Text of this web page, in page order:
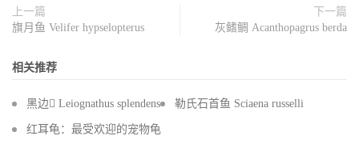
上一篇
旗月鱼 Velifer hypselopterus
下一篇
灰鳍鲷 Acanthopagrus berda
相关推荐
黑边 Leiognathus splendens 勒氏石首鱼 Sciaena russelli
红耳龟：最受欢迎的宠物龟